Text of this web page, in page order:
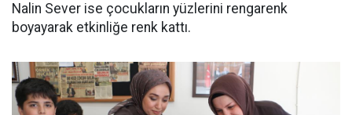
Nalin Sever ise çocukların yüzlerini rengarenk
boyayarak etkinliğe renk kattı.